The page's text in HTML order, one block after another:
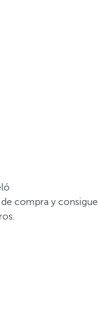
compra y consigue